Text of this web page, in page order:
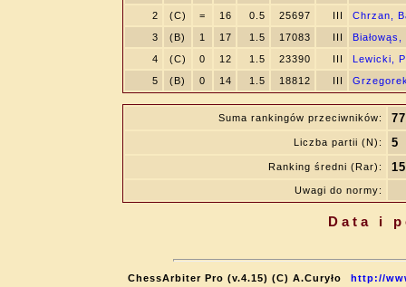
2
(C) = 16 0.5 25697 III
Chrzan,
3
(B) 1 17 1.5 17083 III
4
(C) 0 12 1.5 23390 III
Lewicki,
5
(B) 0 14 1.5 18812 III
Suma rankingów przeciwników:
Liczba partii (N): 5
Ranking średni (Rar):
Uwagi do normy:
Data i
ChessArbiter Pro (v.4.15) (C) A.Curyło
http://